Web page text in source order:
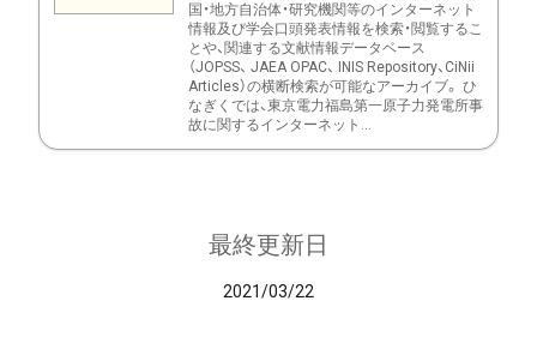
国・地方自治体・研究機関等のインターネット
情報及び学会口頭発表情報を検索・閲覧するこ
とや、関連する文献情報データベース
（JOPSS、 JAEA OPAC、 INIS Repository、CiNii
Articles）の横断検索が可能なアーカイブ。 ひ
なぎくでは、東京電力福島第一原子力発電所事
故に関するインターネット...
最終更新日
2021/03/22